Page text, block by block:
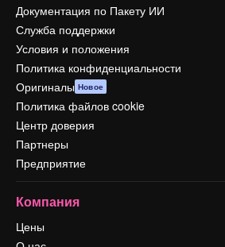
Документация по Пакету ИИ
Служба поддержки
Условия и положения
Политика конфиденциальности
Оригиналы Новое
Политика файлов cookie
Центр доверия
Партнеры
Предприятие
Компания
Цены